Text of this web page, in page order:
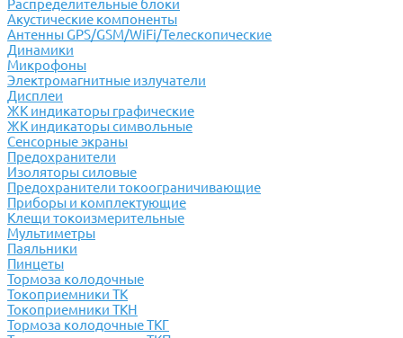
Распределительные блоки
Акустические компоненты
Антенны GPS/GSM/WiFi/Телескопические
Динамики
Микрофоны
Электромагнитные излучатели
Дисплеи
ЖК индикаторы графические
ЖК индикаторы символьные
Сенсорные экраны
Предохранители
Изоляторы силовые
Предохранители токоограничивающие
Приборы и комплектующие
Клещи токоизмерительные
Мультиметры
Паяльники
Пинцеты
Тормоза колодочные
Токоприемники ТК
Токоприемники ТКН
Тормоза колодочные ТКГ